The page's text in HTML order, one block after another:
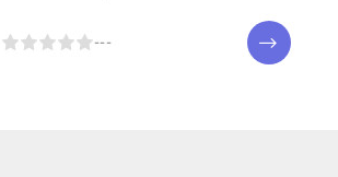
onlara qələbə qazandırıb. Bəs onların
davranışı təsadüfi idimi? Jurnalist bu
---